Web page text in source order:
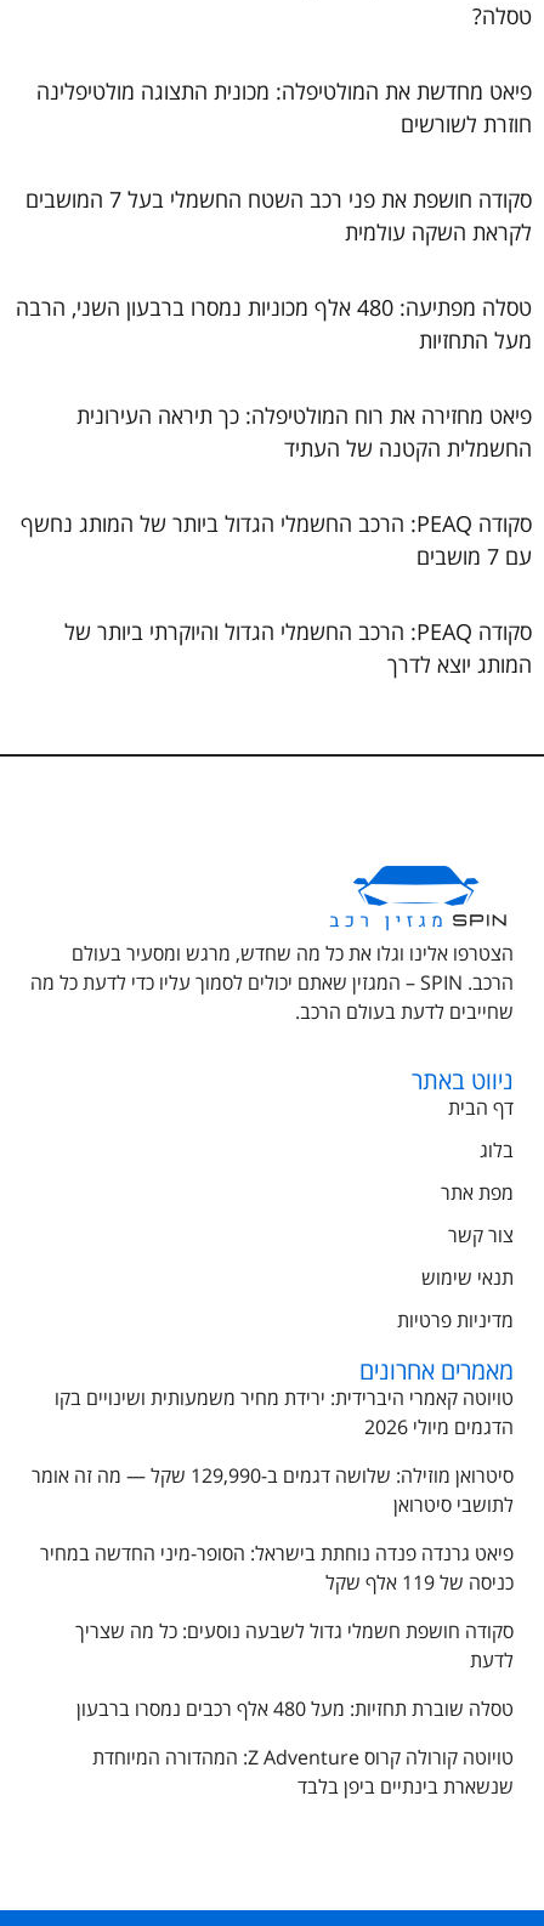
טסלה?
פיאט מחדשת את המולטיפלה: מכונית התצוגה מולטיפלינה
חוזרת לשורשים
סקודה חושפת את פני רכב השטח החשמלי בעל 7 המושבים
לקראת השקה עולמית
טסלה מפתיעה: 480 אלף מכוניות נמסרו ברבעון השני, הרבה
מעל התחזיות
פיאט מחזירה את רוח המולטיפלה: כך תיראה העירונית
החשמלית הקטנה של העתיד
סקודה PEAQ: הרכב החשמלי הגדול ביותר של המותג נחשף
עם 7 מושבים
סקודה PEAQ: הרכב החשמלי הגדול והיוקרתי ביותר של
המותג יוצא לדרך
הצטרפו אלינו וגלו את כל מה שחדש, מרגש ומסעיר בעולם
הרכב. SPIN – המגזין שאתם יכולים לסמוך עליו כדי לדעת כל מה
שחייבים לדעת בעולם הרכב.
ניווט באתר
דף הבית
בלוג
מפת אתר
צור קשר
תנאי שימוש
מדיניות פרטיות
מאמרים אחרונים
טויוטה קאמרי היברידית: ירידת מחיר משמעותית ושינויים בקו
הדגמים מיולי 2026
סיטרואן מוזילה: שלושה דגמים ב-129,990 שקל — מה זה אומר
לתושבי סיטרואן
פיאט גרנדה פנדה נוחתת בישראל: הסופר-מיני החדשה במחיר
כניסה של 119 אלף שקל
סקודה חושפת חשמלי גדול לשבעה נוסעים: כל מה שצריך
לדעת
טסלה שוברת תחזיות: מעל 480 אלף רכבים נמסרו ברבעון
טויוטה קורולה קרוס Z Adventure: המהדורה המיוחדת
שנשארת בינתיים ביפן בלבד